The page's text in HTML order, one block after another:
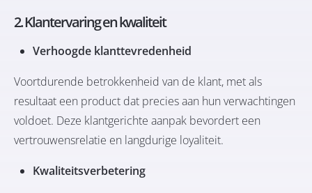
2. Klantervaring en kwaliteit
Verhoogde klanttevredenheid
Voortdurende betrokkenheid van de klant, met als
resultaat een product dat precies aan hun verwachtingen
voldoet. Deze klantgerichte aanpak bevordert een
vertrouwensrelatie en langdurige loyaliteit.
Kwaliteitsverbetering